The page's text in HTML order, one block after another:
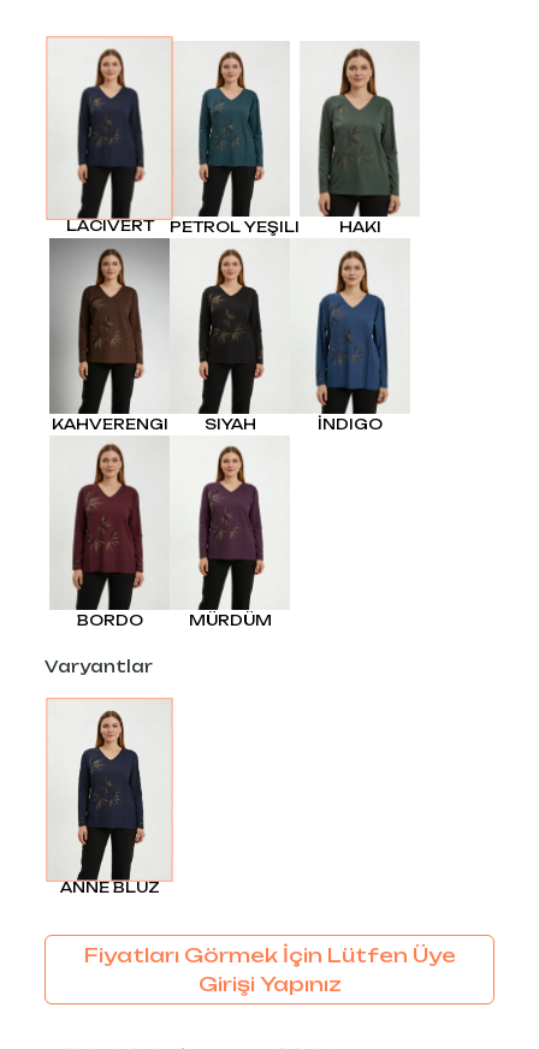
LACIVERT PETROL YEŞILI HAKI
KAHVERENGI SIYAH İNDIGO
BORDO MÜRDÜM
Varyantlar
ANNE BLUZ
Fiyatları Görmek İçin Lütfen Üye
Girişi Yapınız